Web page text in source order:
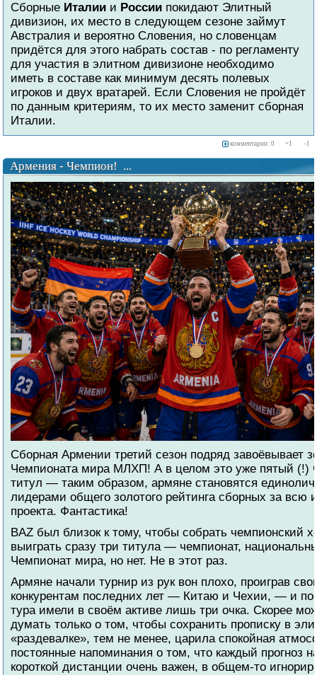
Сборные Италии и России покидают Элитный
дивизион, их место в следующем сезоне займут
Австралия и вероятно Словения, но словенцам
придётся для этого набрать состав - по регламенту
для участия в элитном дивизионе необходимо
иметь в составе как минимум десять полевых
игроков и двух вратарей. Если Словения не пройдёт
по данным критериям, то их место заменит сборная
Италии.
комментарии: 0 +1 -1
Армения - Чемпион! ...
Cборная Армении третий сезон подряд завоёвывает
Чемпионата мира МЛХП! А в целом это уже пятый (!)
титул — таким образом, армяне становятся
лидерами общего золотого рейтинга сборных за всю
проекта. Фантастика!
BAZ был близок к тому, чтобы собрать чемпионский
выиграть сразу три титула — чемпионат,
Чемпионат мира, но нет. Не в этот раз.
Армяне начали турнир из рук вон плохо, проиграв
конкурентам последних лет — Китаю и Чехии, — и
тура имели в своём активе лишь три очка. Скорее
думать только о том, чтобы сохранить прописку в
«раздевалке», тем не менее, царила спокойная
постоянные напоминания о том, что каждый прогноз
короткой дистанции очень важен, в общем-то